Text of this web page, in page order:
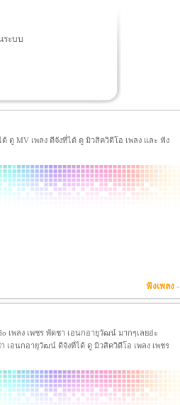
ระบบ
ดู MV เพลง ดีจังที่ได้ ดู มิวสิควิดีโอ เพลง และ ฟัง
ฟังเพลง -
เพลง เพชร พัดชา เอนกอายุวัฒน์ มากๆเลยอ่ะ
เอนกอายุวัฒน์ ดีจังที่ได้ ดู มิวสิควิดีโอ เพลง เพชร